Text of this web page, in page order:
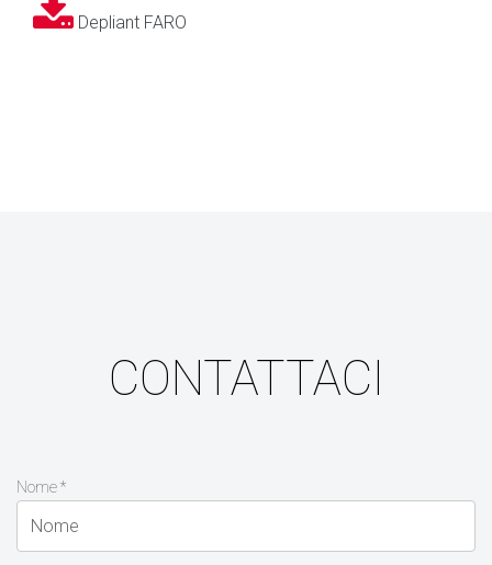
Depliant FARO
CONTATTACI
Nome *